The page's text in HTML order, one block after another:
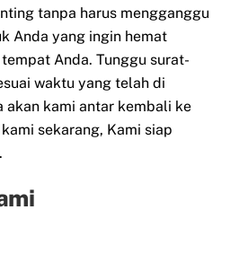
tanpa harus mengganggu
Anda yang ingin hemat
Anda. Tunggu surat-
waktu yang telah di
akan kami antar kembali ke
sekarang, Kami siap